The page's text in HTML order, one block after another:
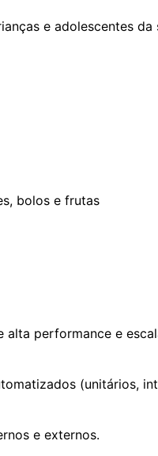
e adolescentes da
bolos e frutas
performance e
(unitários,
e externos.